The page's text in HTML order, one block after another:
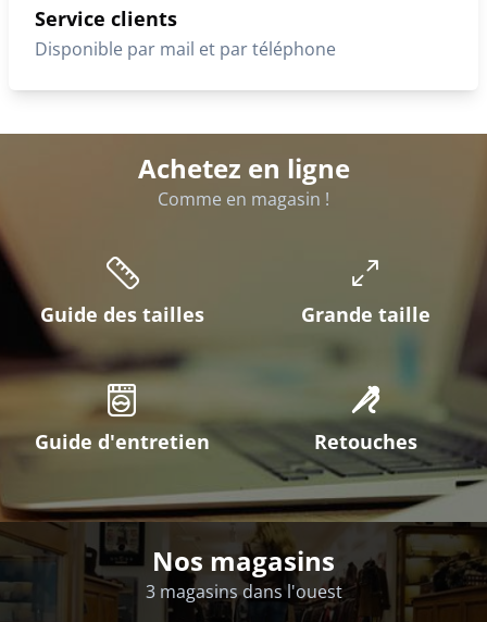
Service clients
Disponible par mail et par téléphone
Achetez en ligne
Comme en magasin !
Guide des tailles Grande taille
Guide d'entretien Retouches
Nos magasins
3 magasins dans l'ouest